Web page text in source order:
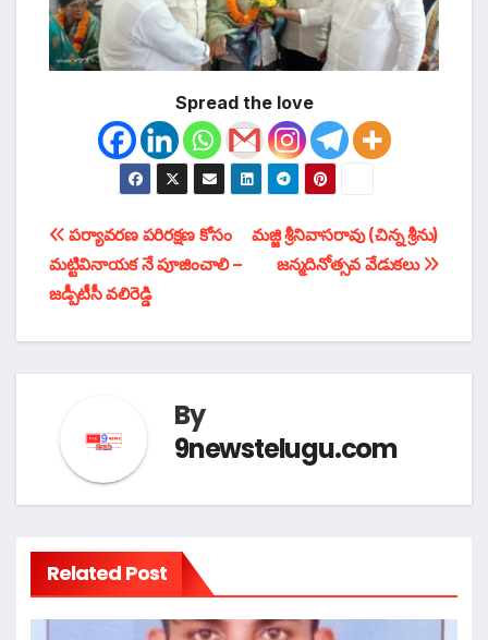
Spread the love
టపా
నావిగేషన్
మజ్జి శ్రీనివాసరావు (చిన్న శ్రీను)
జన్మదినోత్సవ వేడుకలు
పర్యావరణ పరిరక్షణ కోసం
మట్టివినాయక నే పూజించాలి –
జడ్పీటీసీ వలిరెడ్డి
By
9newstelugu.com
Related Post